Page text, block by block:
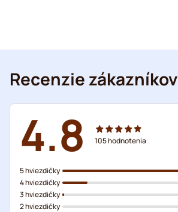
Recenzie zákazníkov
4.8 105hodnotenia
5 hviezdičky
4 hviezdičky
3 hviezdičky
2 hviezdičky